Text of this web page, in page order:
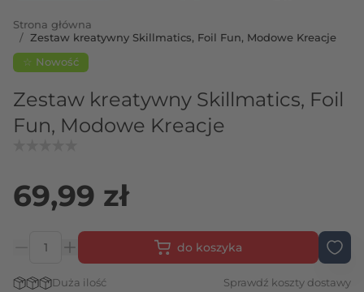
Strona główna
/ Zestaw kreatywny Skillmatics, Foil Fun, Modowe Kreacje
☆ Nowość
Zestaw kreatywny Skillmatics, Foil
Fun, Modowe Kreacje
69,99 zł
do koszyka
Stan magazynowy:
Duża ilość Sprawdź koszty dostawy